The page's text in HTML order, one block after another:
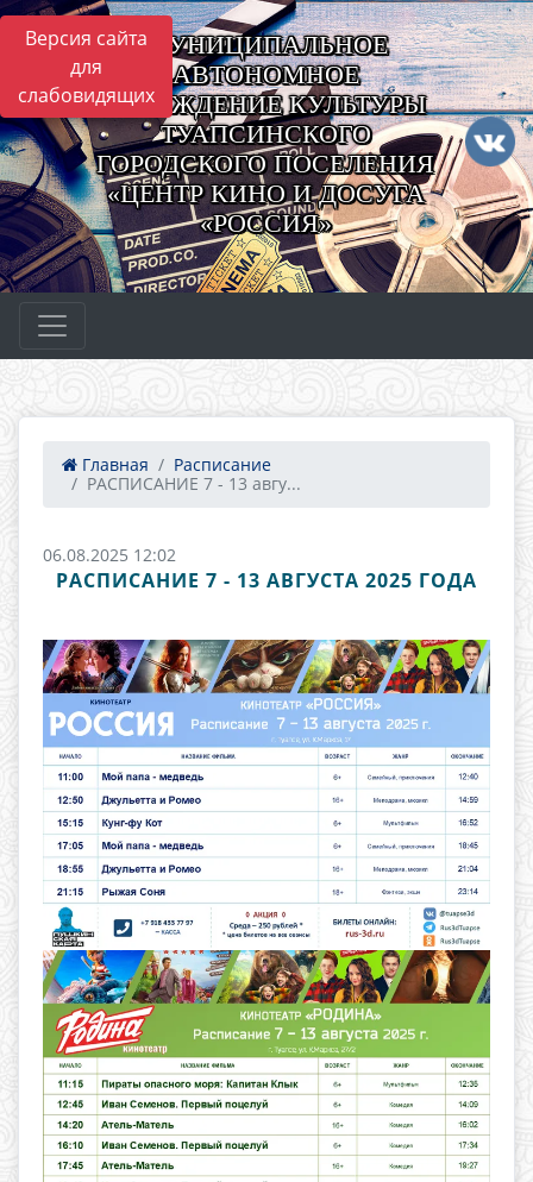
Версия сайта
для
слабовидящих
МУНИЦИПАЛЬНОЕ
АВТОНОМНОЕ
УЧРЕЖДЕНИЕ КУЛЬТУРЫ
ТУАПСИНСКОГО
ГОРОДСКОГО ПОСЕЛЕНИЯ
«ЦЕНТР КИНО И ДОСУГА
«РОССИЯ»
Главная
Расписание
РАСПИСАНИЕ 7 - 13 авгу...
06.08.2025 12:02
РАСПИСАНИЕ 7 - 13 АВГУСТА 2025 ГОДА